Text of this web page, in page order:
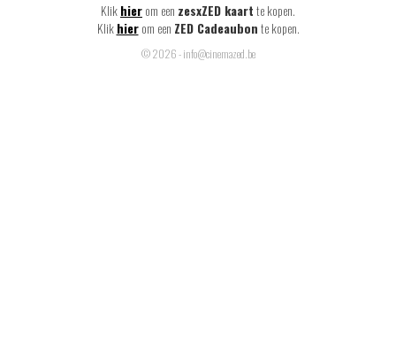
Klikhierom een zesxZED kaartte kopen.
Klik hier om een ZED Cadeaubonte kopen.
© 2026 - info@cinemazed.be